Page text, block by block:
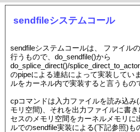
sendfileシステムコール
sendfileシステムコールは、 ファイル
行うもので、do_sendfile()から
do_splice_direct()/
のpipeによる連結によって実装していま
ルをカーネル内で実装すると言うもの
cpコマンドは入力ファイルを読み込み
モリ空間)、それを出力ファイルに書
セスのメモリ空間をカーネルメモリに
ルでのsendfile実装による(下記参照)も